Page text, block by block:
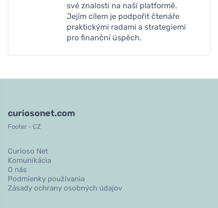
své znalosti na naší platformě.
Jejím cílem je podpořit čtenáře
praktickými radami a strategiemi
pro finanční úspěch.
curiosonet.com
Footer - CZ
Curioso Net
Komunikácia
O nás
Podmienky používania
Zásady ochrany osobných údajov